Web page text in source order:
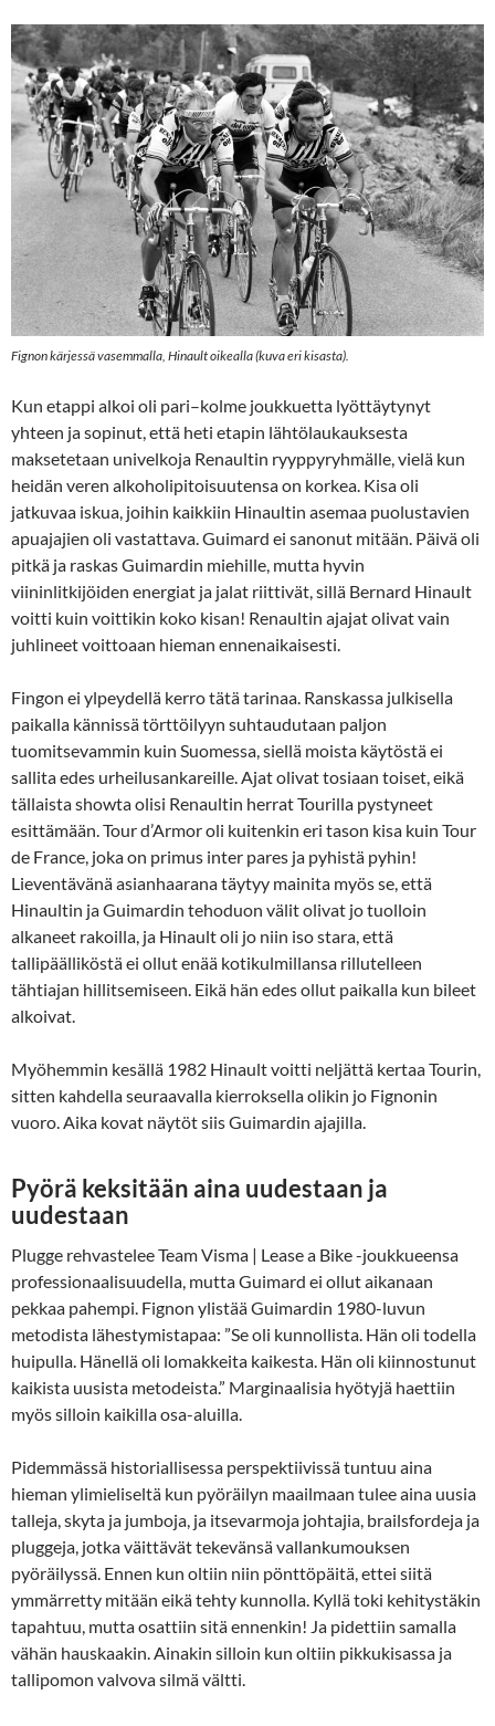
Fignon kärjessä vasemmalla, Hinault oikealla (kuva eri kisasta).
Kun etappi alkoi oli pari–kolme joukkuetta lyöttäytynyt
yhteen ja sopinut, että heti etapin lähtölaukauksesta
maksetetaan univelkoja Renaultin ryyppyryhmälle, vielä kun
heidän veren alkoholipitoisuutensa on korkea. Kisa oli
jatkuvaa iskua, joihin kaikkiin Hinaultin asemaa puolustavien
apuajajien oli vastattava. Guimard ei sanonut mitään. Päivä oli
pitkä ja raskas Guimardin miehille, mutta hyvin
viininlitkijöiden energiat ja jalat riittivät, sillä Bernard Hinault
voitti kuin voittikin koko kisan! Renaultin ajajat olivat vain
juhlineet voittoaan hieman ennenaikaisesti.
Fingon ei ylpeydellä kerro tätä tarinaa. Ranskassa julkisella
paikalla kännissä törttöilyyn suhtaudutaan paljon
tuomitsevammin kuin Suomessa, siellä moista käytöstä ei
sallita edes urheilusankareille. Ajat olivat tosiaan toiset, eikä
tällaista showta olisi Renaultin herrat Tourilla pystyneet
esittämään. Tour d’Armor oli kuitenkin eri tason kisa kuin Tour
de France, joka on primus inter pares ja pyhistä pyhin!
Lieventävänä asianhaarana täytyy mainita myös se, että
Hinaultin ja Guimardin tehoduon välit olivat jo tuolloin
alkaneet rakoilla, ja Hinault oli jo niin iso stara, että
tallipäälliköstä ei ollut enää kotikulmillansa rillutelleen
tähtiajan hillitsemiseen. Eikä hän edes ollut paikalla kun bileet
alkoivat.
Myöhemmin kesällä 1982 Hinault voitti neljättä kertaa Tourin,
sitten kahdella seuraavalla kierroksella olikin jo Fignonin
vuoro. Aika kovat näytöt siis Guimardin ajajilla.
Pyörä keksitään aina uudestaan ja
uudestaan
Plugge rehvastelee Team Visma | Lease a Bike -joukkueensa
professionaalisuudella, mutta Guimard ei ollut aikanaan
pekkaa pahempi. Fignon ylistää Guimardin 1980-luvun
metodista lähestymistapaa: ”Se oli kunnollista. Hän oli todella
huipulla. Hänellä oli lomakkeita kaikesta. Hän oli kiinnostunut
kaikista uusista metodeista.” Marginaalisia hyötyjä haettiin
myös silloin kaikilla osa-aluilla.
Pidemmässä historiallisessa perspektiivissä tuntuu aina
hieman ylimieliseltä kun pyöräilyn maailmaan tulee aina uusia
talleja, skyta ja jumboja, ja itsevarmoja johtajia, brailsfordeja ja
pluggeja, jotka väittävät tekevänsä vallankumouksen
pyöräilyssä. Ennen kun oltiin niin pönttöpäitä, ettei siitä
ymmärretty mitään eikä tehty kunnolla. Kyllä toki kehitystäkin
tapahtuu, mutta osattiin sitä ennenkin! Ja pidettiin samalla
vähän hauskaakin. Ainakin silloin kun oltiin pikkukisassa ja
tallipomon valvova silmä vältti.